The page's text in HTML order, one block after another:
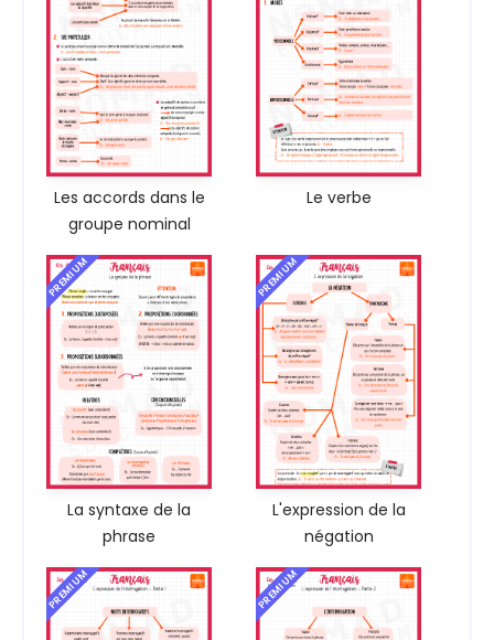
Les accords dans le
groupe nominal
Le verbe
PREMIUM
La syntaxe de la
phrase
PREMIUM
L'expression de la
négation
PREMIUM PREMIUM